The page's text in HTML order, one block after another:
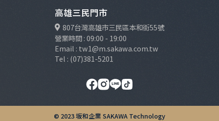
高雄三民門市
807台灣高雄市三民區本和街55號
營業時間 : 09:00 - 19:00
Email : tw1@m.sakawa.com.tw
Tel : (07)381-5201
© 2023 坂和企業 SAKAWA Technology